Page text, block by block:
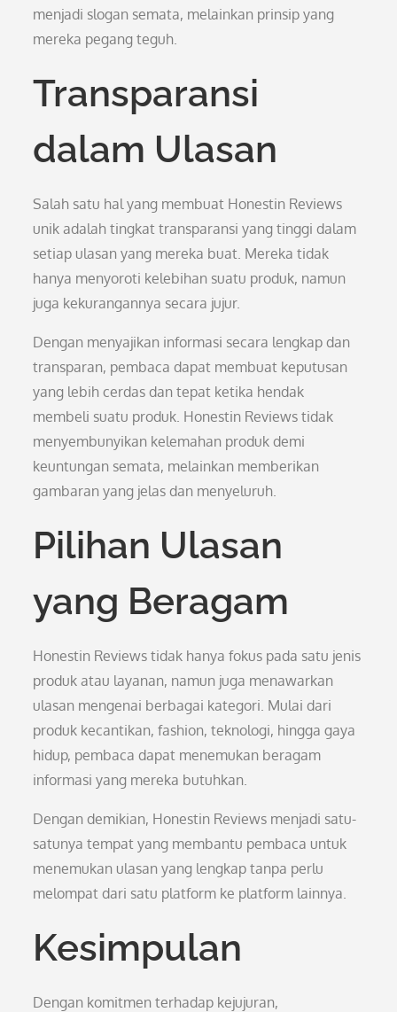
menjadi slogan semata, melainkan prinsip yang
mereka pegang teguh.
Transparansi
dalam Ulasan
Salah satu hal yang membuat Honestin Reviews
unik adalah tingkat transparansi yang tinggi dalam
setiap ulasan yang mereka buat. Mereka tidak
hanya menyoroti kelebihan suatu produk, namun
juga kekurangannya secara jujur.
Dengan menyajikan informasi secara lengkap dan
transparan, pembaca dapat membuat keputusan
yang lebih cerdas dan tepat ketika hendak
membeli suatu produk. Honestin Reviews tidak
menyembunyikan kelemahan produk demi
keuntungan semata, melainkan memberikan
gambaran yang jelas dan menyeluruh.
Pilihan Ulasan
yang Beragam
Honestin Reviews tidak hanya fokus pada satu jenis
produk atau layanan, namun juga menawarkan
ulasan mengenai berbagai kategori. Mulai dari
produk kecantikan, fashion, teknologi, hingga gaya
hidup, pembaca dapat menemukan beragam
informasi yang mereka butuhkan.
Dengan demikian, Honestin Reviews menjadi satu-
satunya tempat yang membantu pembaca untuk
menemukan ulasan yang lengkap tanpa perlu
melompat dari satu platform ke platform lainnya.
Kesimpulan
Dengan komitmen terhadap kejujuran,